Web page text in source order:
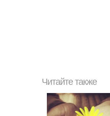
Читайте также